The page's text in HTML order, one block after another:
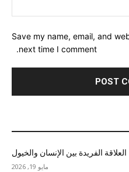
Save my name, email, and
next time I comment.
العلاقة الفريدة بين الإنسان والخيول
مايو 19, 2026